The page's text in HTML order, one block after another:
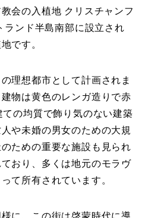
会の入植地 クリスチャンフ
ランド半島南部に設立され
です。
理想都市として計画されま
物は黄色のレンガ造りで赤
の均質で飾り気のない建築
や未婚の男女のための大規
ための重要な施設も見られ
おり、多くは地元のモラヴ
て所有されています。
に、この街は啓蒙時代に導